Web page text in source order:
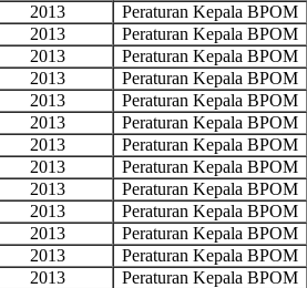
2013 Peraturan Kepala BPOM
2013 Peraturan Kepala BPOM
2013 Peraturan Kepala BPOM
2013 Peraturan Kepala BPOM
2013 Peraturan Kepala BPOM
2013 Peraturan Kepala BPOM
2013 Peraturan Kepala BPOM
2013 Peraturan Kepala BPOM
2013 Peraturan Kepala BPOM
2013 Peraturan Kepala BPOM
2013 Peraturan Kepala BPOM
2013 Peraturan Kepala BPOM
2013 Peraturan Kepala BPOM